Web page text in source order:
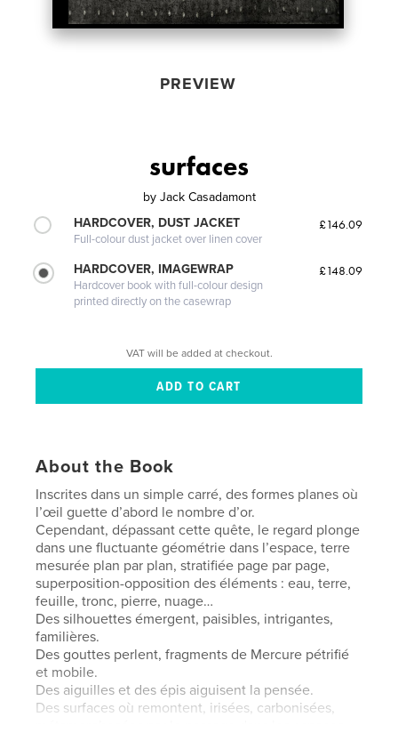
PREVIEW
surfaces
by Jack Casadamont
HARDCOVER, DUST JACKET
Full-colour dust jacket over linen cover
£146.09
HARDCOVER, IMAGEWRAP
Hardcover book with full-colour design
printed directly on the casewrap
£148.09
VAT will be added at checkout.
About the Book
Inscrites dans un simple carré, des formes planes où
l’œil guette d’abord le nombre d’or.
Cependant, dépassant cette quête, le regard plonge
dans une fluctuante géométrie dans l’espace, terre
mesurée plan par plan, stratifiée page par page,
superposition-opposition des éléments : eau, terre,
feuille, tronc, pierre, nuage…
Des silhouettes émergent, paisibles, intrigantes,
familières.
Des gouttes perlent, fragments de Mercure pétrifié
et mobile.
Des aiguilles et des épis aiguisent la pensée.
Des surfaces où remontent, irisées, carbonisées,